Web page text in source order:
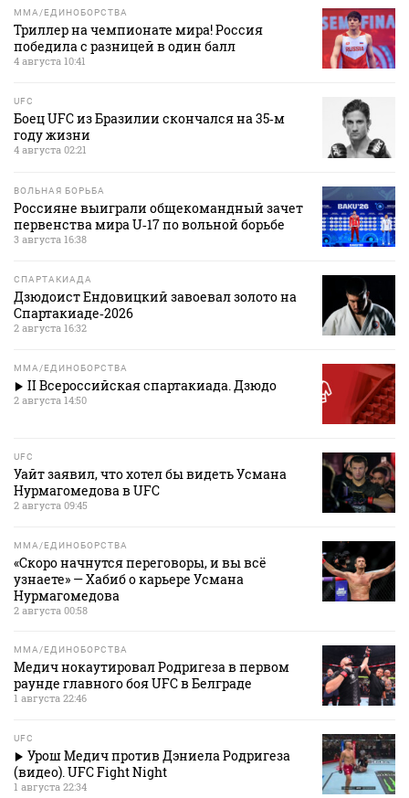
MMA/ЕДИНОБОРСТВА
Триллер на чемпионате мира! Россия
победила с разницей в один балл
4 августа 10:41
UFC
Боец UFC из Бразилии скончался на 35‑м
году жизни
4 августа 02:21
ВОЛЬНАЯ БОРЬБА
Россияне выиграли общекомандный зачет
первенства мира U‑17 по вольной борьбе
3 августа 16:38
СПАРТАКИАДА
Дзюдоист Ендовицкий завоевал золото на
Спартакиаде‑2026
2 августа 16:32
MMA/ЕДИНОБОРСТВА
II Всероссийская спартакиада. Дзюдо
2 августа 14:50
UFC
Уайт заявил, что хотел бы видеть Усмана
Нурмагомедова в UFC
2 августа 09:45
MMA/ЕДИНОБОРСТВА
«Скоро начнутся переговоры, и вы всё
узнаете» — Хабиб о карьере Усмана
Нурмагомедова
2 августа 00:58
MMA/ЕДИНОБОРСТВА
Медич нокаутировал Родригеза в первом
раунде главного боя UFC в Белграде
1 августа 22:46
UFC
Урош Медич против Дэниела Родригеза
(видео). UFC Fight Night
1 августа 22:34